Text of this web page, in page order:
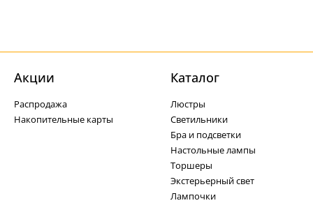
Акции
Распродажа
Накопительные карты
Каталог
Люстры
Светильники
Бра и подсветки
Настольные лампы
Торшеры
Экстерьерный свет
Лампочки